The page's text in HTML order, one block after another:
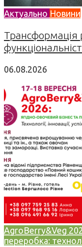
Актуально Новини
Трансформація
06.08.2026
AgroBerry&Veg
переробка: